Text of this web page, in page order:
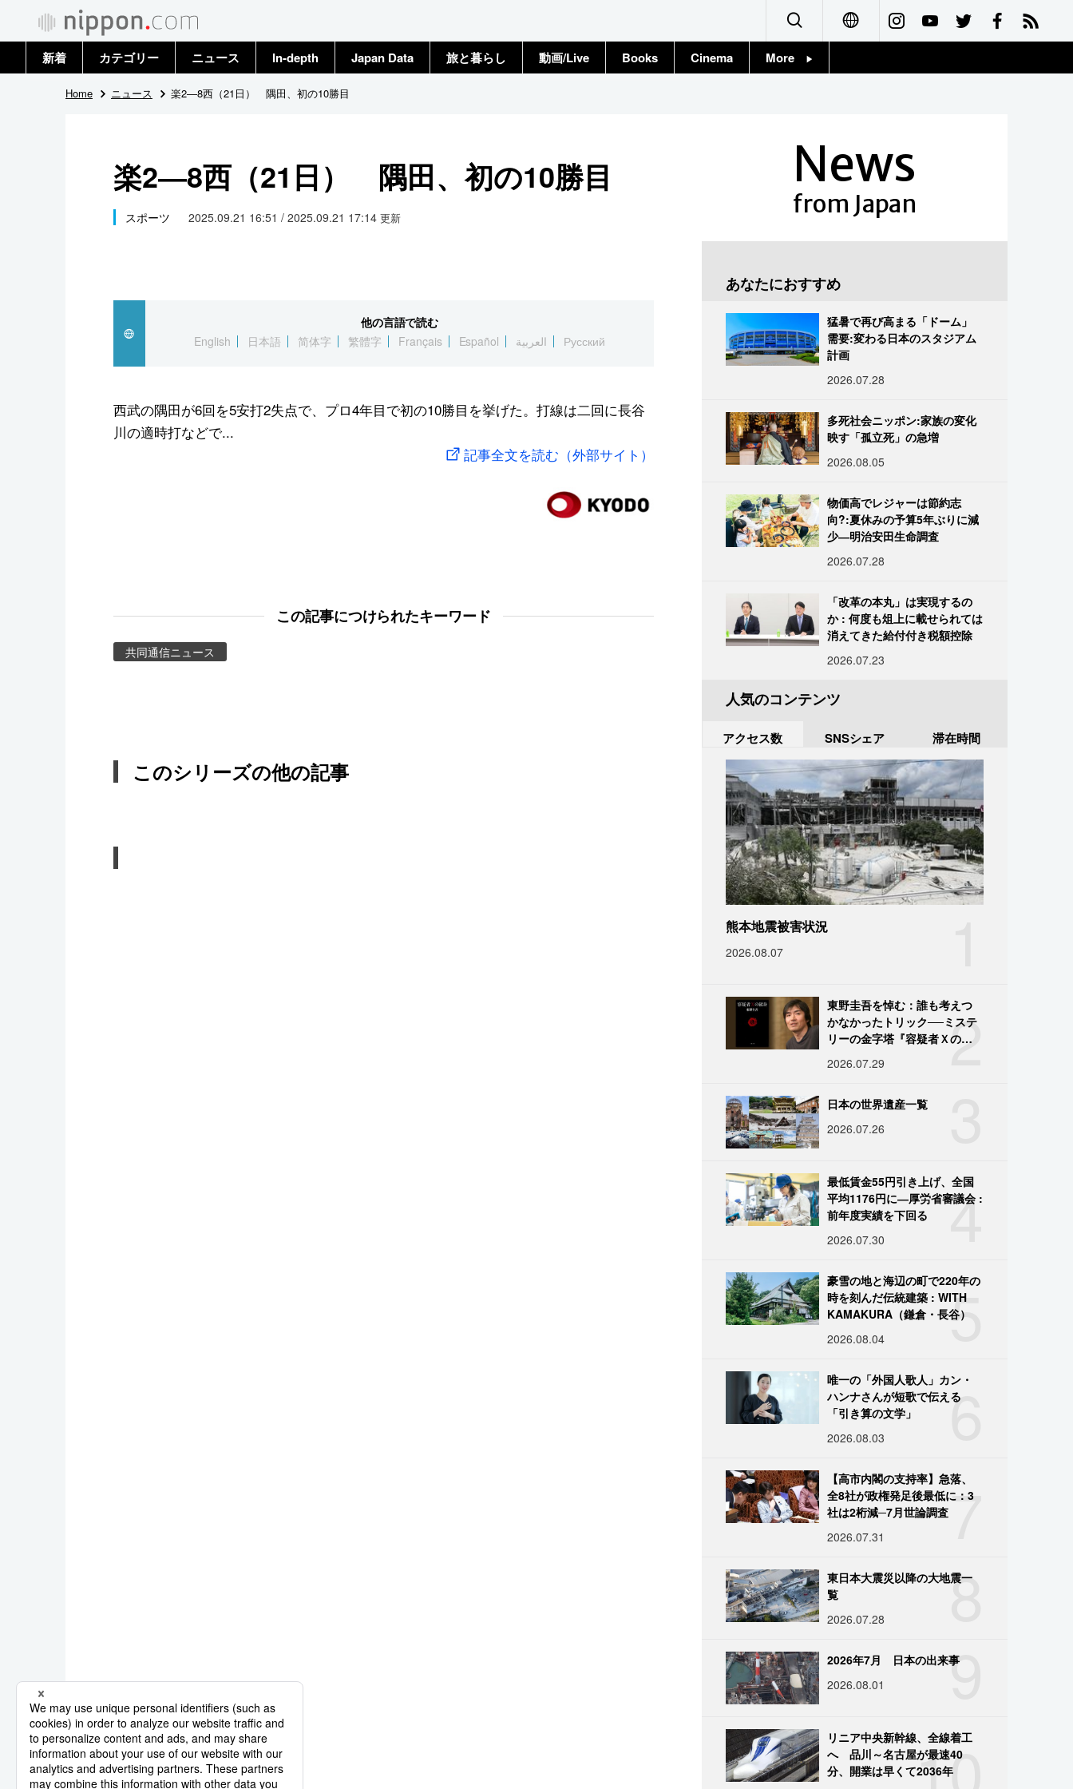
Français
新着 カテゴリー
政治・外交
国際
科学・技術
暮らし
ニュース
トップ
In-depth Japan Data 旅と暮らし 動画/Live Books Cinema More
Home ニュース 楽2―8西（21日） 隅田、初の10勝目
楽2―8西（21日） 隅田、初の10勝目
スポーツ 2025.09.21 16:51 / 2025.09.21 17:14 更新
他の言語で読む
English
日本語 简体字 繁體字 Français Español العربية Русский
西武の隅田が6回を5安打2失点で、プロ4年目で初の10勝目を挙げた。打線は二回に長谷
川の適時打などで...
記事全文を読む（外部サイト）
この記事につけられたキーワード
共同通信ニュース
このシリーズの他の記事
News
from Japan
あなたにおすすめ
猛暑で再び高まる「ドーム」
需要:変わる日本のスタジアム
計画
2026.07.28
多死社会ニッポン:家族の変化
映す「孤立死」の急増
2026.08.05
物価高でレジャーは節約志
向?:夏休みの予算5年ぶりに減
少―明治安田生命調査
2026.07.28
「改革の本丸」は実現するの
か : 何度も俎上に載せられては
消えてきた給付付き税額控除
2026.07.23
人気のコンテンツ
アクセス数 SNSシェア 滞在時間
熊本地震被害状況
2026.08.07
2
東野圭吾を悼む：誰も考えつ
かなかったトリック──ミステ
リーの金字塔『容疑者Ｘの献
2026.07.29
日本の世界遺産一覧
2026.07.26
4
最低賃金55円引き上げ、全国
平均1176円に―厚労省審議会 :
前年度実績を下回る
2026.07.30
5
豪雪の地と海辺の町で220年の
時を刻んだ伝統建築 : WITH
KAMAKURA（鎌倉・長谷）
2026.08.04
6
唯一の「外国人歌人」カン・
ハンナさんが短歌で伝える
「引き算の文学」
2026.08.03
7
【高市内閣の支持率】急落、
全8社が政権発足後最低に：3
社は2桁減─7月世論調査
2026.07.31
8
東日本大震災以降の大地震一
覧
2026.07.28
9
2026年7月 日本の出来事
2026.08.01
10
リニア中央新幹線、全線着工
へ 品川～名古屋が最速40
分、開業は早くて2036年